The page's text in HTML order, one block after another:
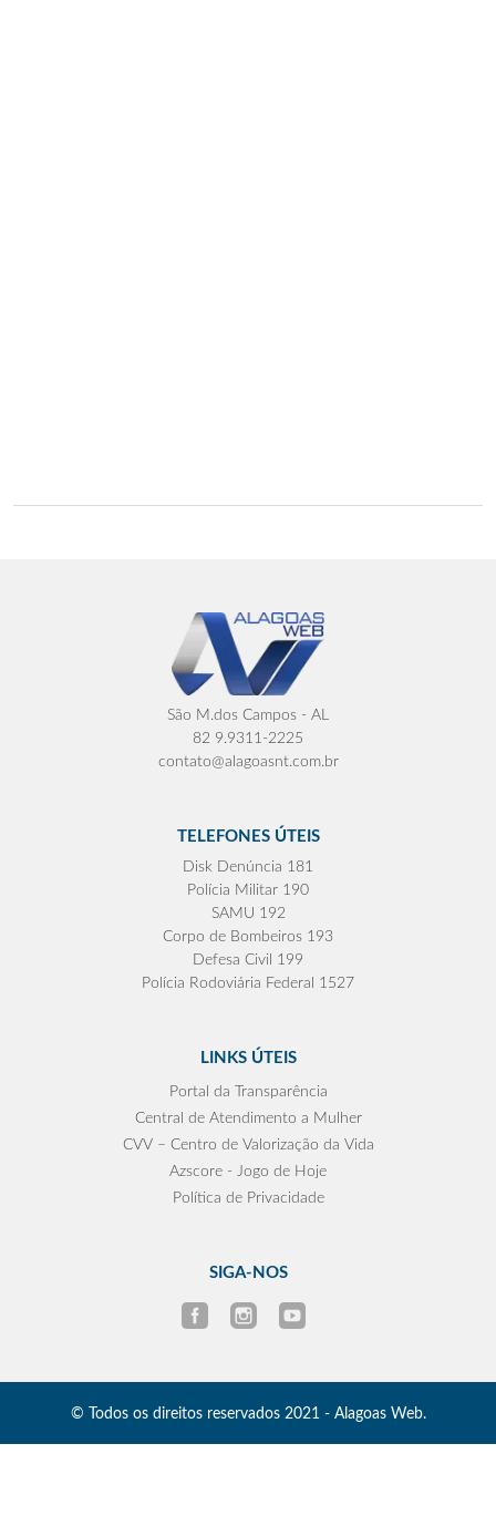
São M.dos Campos - AL
82 9.9311-2225
contato@alagoasnt.com.br
TELEFONES ÚTEIS
Disk Denúncia 181
Polícia Militar 190
SAMU 192
Corpo de Bombeiros 193
Defesa Civil 199
Polícia Rodoviária Federal 1527
LINKS ÚTEIS
Portal da Transparência
Central de Atendimento a Mulher
CVV – Centro de Valorização da Vida
Azscore - Jogo de Hoje
Política de Privacidade
SIGA-NOS
© Todos os direitos reservados 2021 - Alagoas Web.